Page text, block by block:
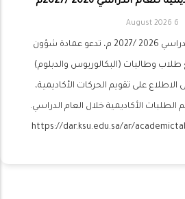
6 August 2026
مع قرب انطلاق العام الدراسي 2026 /2027 م، تدعو عمادة شؤون
وطالبات (البكالوريوس والدبلوم)
على تقويم الحركات الأكاديمية،
الطلبات الأكاديمية خلال العام الدراسي.